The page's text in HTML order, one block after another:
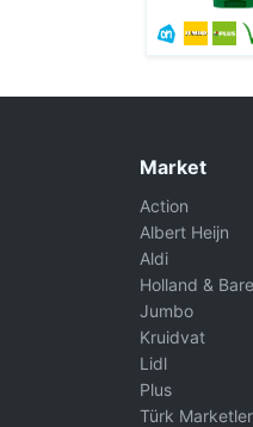
Market
Action
Albert Heijn
Aldi
Holland &
Jumbo
Kruidvat
Lidl
Plus
Türk Marketler